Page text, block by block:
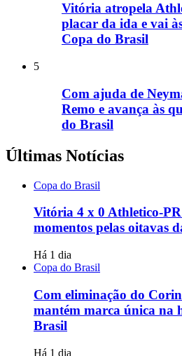
Vitória atropela
placar da ida e vai
Copa do Brasil
5
Com ajuda de
Remo e avança às
do Brasil
Últimas Notícias
Copa do Brasil
Vitória 4 x 0 Athletico-
momentos pelas oitavas
Há 1 dia
Copa do Brasil
Com eliminação do
mantém marca única na
Brasil
Há 1 dia